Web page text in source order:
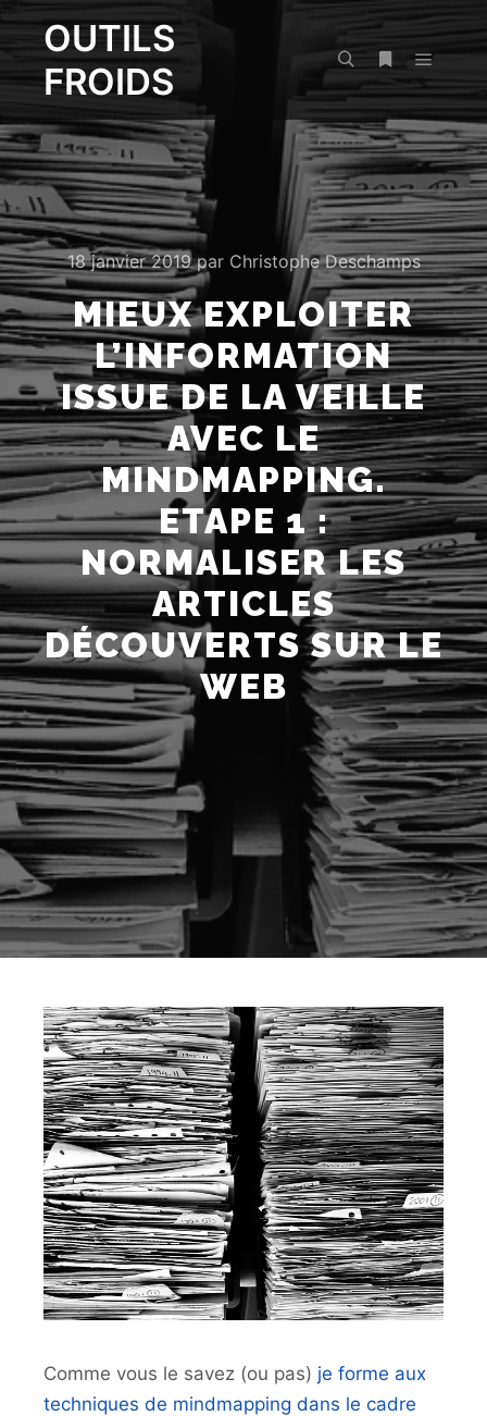
OUTILS
FROIDS
RechercherPlus d’infos
Menu
18 janvier 2019par Christophe Deschamps
MIEUX EXPLOITER
L’INFORMATION
ISSUE DE LA VEILLE
AVEC LE
MINDMAPPING.
ETAPE 1 :
NORMALISER LES
ARTICLES
DÉCOUVERTS SUR LE
WEB
Comme vous le savez (ou pas) je forme aux
techniques de mindmapping dans le cadre